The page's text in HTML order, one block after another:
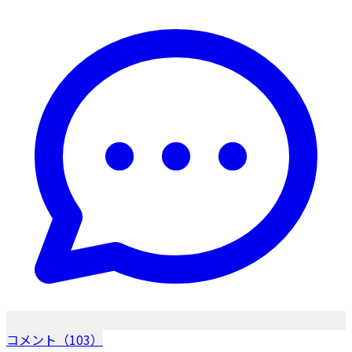
コメント（103）